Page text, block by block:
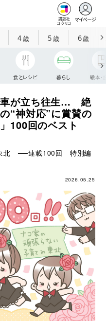
講談社
コクリコ
マイページ
4歳 5歳 6歳
食とレシピ 暮らし 絵本・
車が立ち往生… 絶
“神対応”に賞賛の
100回のベスト
北 ──連載100回 特別編
2026.05.25